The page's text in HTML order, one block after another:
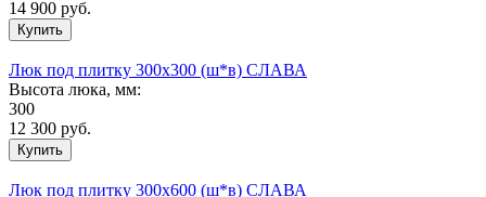
14 900 руб.
Люк под плитку 300х300 (ш*в) СЛАВА
Высота люка, мм:
300
12 300 руб.
Люк под плитку 300х600 (ш*в) СЛАВА